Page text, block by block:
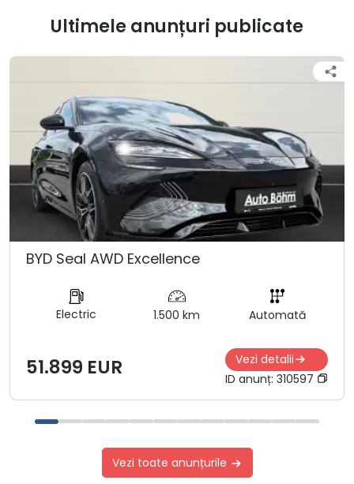
Ultimele anunțuri publicate
BYD Seal AWD Excellence
Electric 1.500 km Automată
51.899 EUR
Vezi detalii
ID anunț: 310597
Vezi toate anunțurile